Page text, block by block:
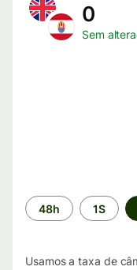
0
Sem
Período
de
48h 1S
Usamos a taxa de